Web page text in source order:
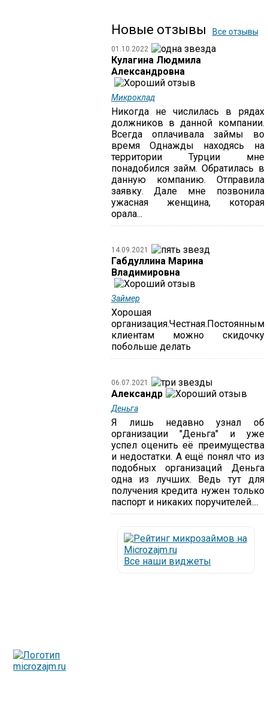
Новые отзывы Все отзывы
01.10.2022
Кулагина Людмила
Александровна
Микроклад
Никогда не числилась в рядах
должников в данной компании.
Всегда оплачивала займы во
время Однажды находясь на
территории Турции мне
понадобился займ. Обратилась в
данную компанию. Отправила
заявку. Дале мне позвонила
ужасная женщина, которая
орала...
14.09.2021
Габдуллина Марина
Владимировна
Займер
Хорошая
организация.Честная.Постоянным
клиентам можно скидочку
побольше делать
06.07.2021
Александр
Деньга
Я лишь недавно узнал об
организации "Деньга" и уже
успел оценить её преимущества
и недостатки. А ещё понял что из
подобных организаций Деньга
одна из лучших. Ведь тут для
получения кредита нужен только
паспорт и никаких поручителей....
Все наши виджеты